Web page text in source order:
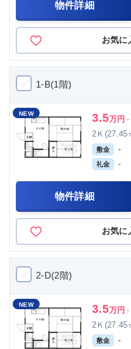
物件詳細
お気に
1-B(1階)
NEW 3.5万円 -
2Ｋ(27.45
敷金 -
礼金 -
物件詳細
お気に
2-D(2階)
NEW 3.5万円 -
2Ｋ(27.45
敷金 -